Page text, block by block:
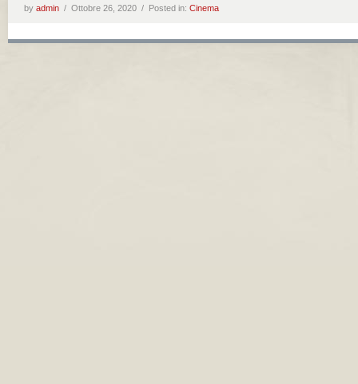
by admin / Ottobre 26, 2020 / Posted in: Cinema